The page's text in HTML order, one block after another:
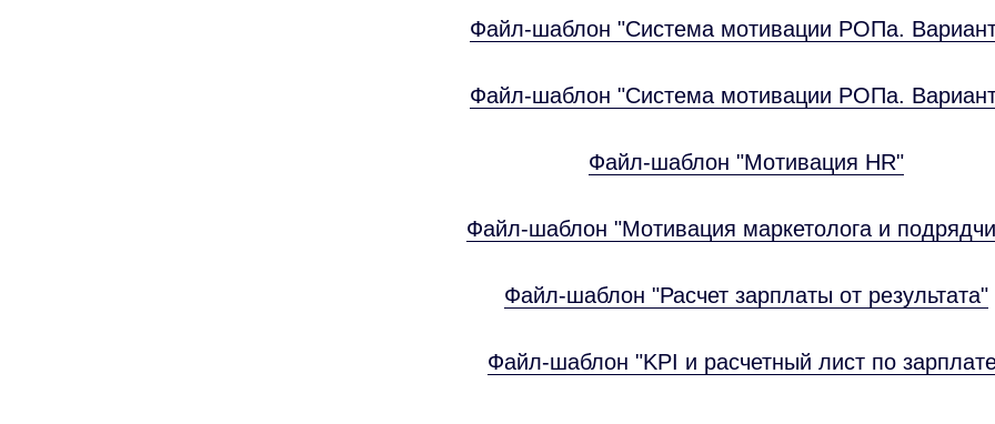
Файл-шаблон "Система мотивации РОПа.
Файл-шаблон "Система мотивации РОПа.
Файл-шаблон "Мотивация HR"
Файл-шаблон "Мотивация маркетолога и
Файл-шаблон "Расчет зарплаты от результата"
Файл-шаблон "KPI и расчетный лист по